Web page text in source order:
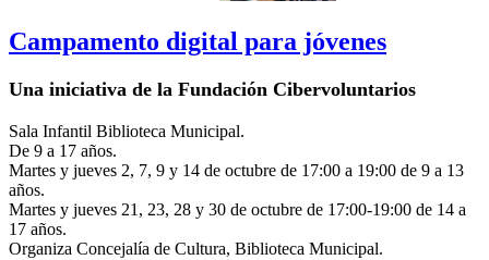
Campamento digital para jóvenes
Una iniciativa de la Fundación Cibervoluntarios
Sala Infantil Biblioteca Municipal.
De 9 a 17 años.
Martes y jueves 2, 7, 9 y 14 de octubre de 17:00 a 19:00 de 9 a 13
años.
Martes y jueves 21, 23, 28 y 30 de octubre de 17:00-19:00 de 14 a
17 años.
Organiza Concejalía de Cultura, Biblioteca Municipal.